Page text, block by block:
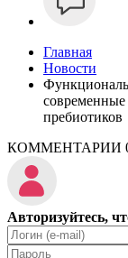
Главная
Новости
пребиотиков
КОММЕНТАРИИ
Авторизуйтесь,